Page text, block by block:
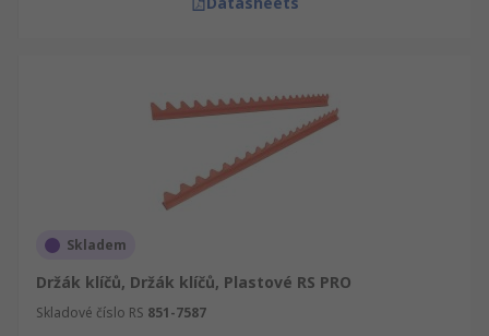
Skladem
Držák klíčů, Držák klíčů, Plastové RS PRO
Skladové číslo RS 851-7587